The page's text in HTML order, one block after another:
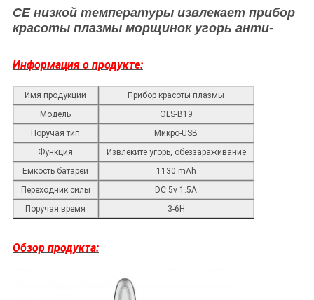
CE низкой температуры извлекает прибор
красоты плазмы морщинок угорь анти-
Информация о продукте:
Имя продукции
Прибор красоты плазмы
Модель
OLS-B19
Поручая тип
Микро-USB
Функция
Извлеките угорь, обеззараживание
Емкость батареи
1130 mAh
Переходник силы
DC 5v 1.5A
Поручая время
3-6H
Обзор продукта: